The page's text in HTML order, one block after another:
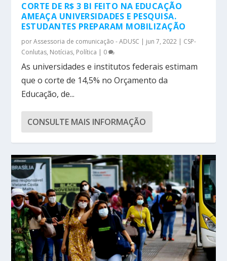
CORTE DE R$ 3 BI FEITO NA EDUCAÇÃO
AMEAÇA UNIVERSIDADES E PESQUISA.
ESTUDANTES PREPARAM MOBILIZAÇÃO
porAssessoria de comunicação - ADUSC | jun 7, 2022 | CSP-
Conlutas, Notícias, Política | 0
As universidades e institutos federais estimam
que o corte de 14,5% no Orçamento da
Educação, de...
CONSULTE MAIS INFORMAÇÃO